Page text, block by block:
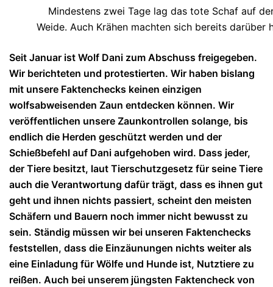
Mindestens zwei Tage lag das tote Schaf auf
Weide. Auch Krähen machten sich bereits darüber
Seit Januar ist Wolf Dani zum Abschuss freigegeben.
Wir berichteten und protestierten. Wir haben bislang
mit unsere Faktenchecks keinen einzigen
wolfsabweisenden Zaun entdecken können. Wir
veröffentlichen unsere Zaunkontrollen solange, bis
endlich die Herden geschützt werden und der
Schießbefehl auf Dani aufgehoben wird. Dass jeder,
der Tiere besitzt, laut Tierschutzgesetz für seine Tiere
auch die Verantwortung dafür trägt, dass es ihnen gut
geht und ihnen nichts passiert, scheint den meisten
Schäfern und Bauern noch immer nicht bewusst zu
sein. Ständig müssen wir bei unseren Faktenchecks
feststellen, dass die Einzäunungen nichts weiter als
eine Einladung für Wölfe und Hunde ist, Nutztiere zu
reißen. Auch bei unserem jüngsten Faktencheck von